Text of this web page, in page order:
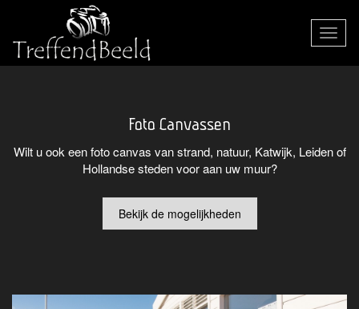
Toggle
Foto Canvassen
Wilt u ook een foto canvas van strand, natuur, Katwijk, Leiden of
Hollandse steden voor aan uw muur?
Bekijk de mogelijkheden